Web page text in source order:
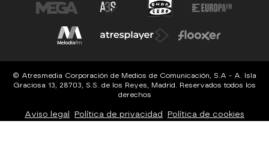
© Atresmedia Corporación de Medios de Comunicación, S.A - A. Isla
Graciosa 13, 28703, S.S. de los Reyes, Madrid. Reservados todos los
derechos
Aviso legal Política de privacidad Política de cookies